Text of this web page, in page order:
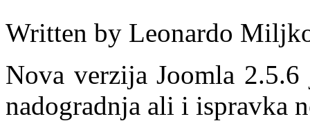
Written by Leonardo
Nova verzija Joomla
nadogradnja ali i ispravka